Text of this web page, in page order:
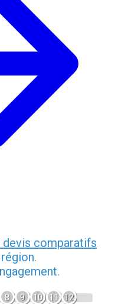
devis comparatifs
8 9 10 11 12